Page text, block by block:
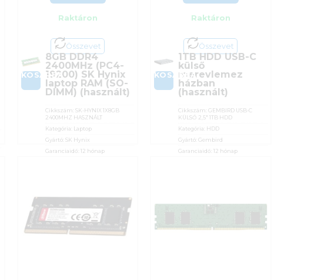
Raktáron
Összevet
KOSÁRBA
8GB DDR4
2400MHz (PC4-
19200) SK Hynix
laptop RAM (SO-
DIMM) (használt)
Cikkszám: SK-HYNIX 1X8GB
2400MHZ HASZNÁLT
Kategória: Laptop
Gyártó: SK Hynix
Garanciaidő: 12 hónap
Raktáron
Összevet
KOSÁRBA
1TB HDD USB-C
külső
merevlemez
házban
(használt)
Cikkszám: GEMBIRD USB-C
KÜLSŐ 2,5" 1TB HDD
Kategória: HDD
Gyártó: Gembird
Garanciaidő: 12 hónap